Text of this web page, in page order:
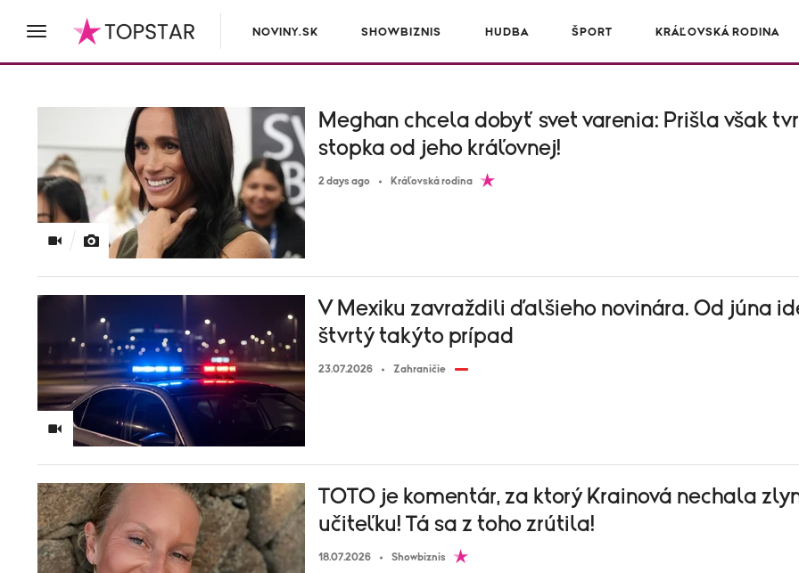
NOVINY.SK SHOWBIZNIS HUDBA ŠPORT KRÁĽOVSKÁ RODINA
Meghan chcela dobyť svet varenia: Prišla však
stopka od jeho kráľovnej!
2 days ago Kráľovská rodina
V Mexiku zavraždili ďalšieho novinára. Od júna
štvrtý takýto prípad
23.07.2026 Zahraničie
TOTO je komentár, za ktorý Krainová nechala
učiteľku! Tá sa z toho zrútila!
18.07.2026 Showbiznis